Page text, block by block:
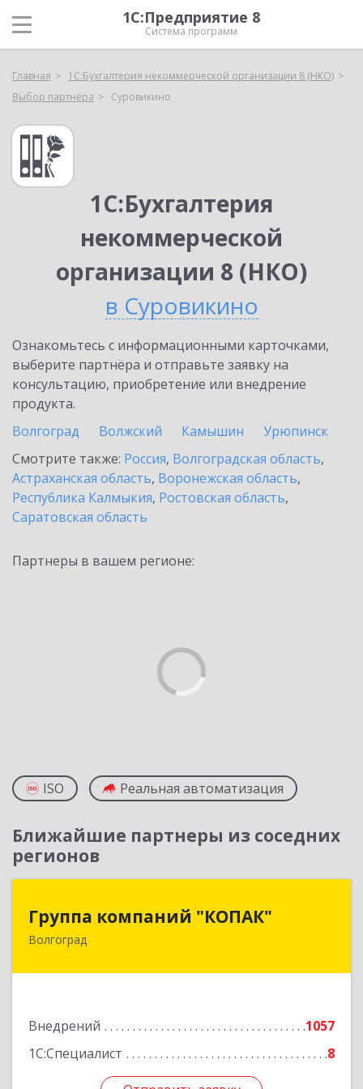
1С:Предприятие 8
Система программ
Главная
1С:Бухгалтерия некоммерческой организации 8 (НКО)
Выбор партнёра
Суровикино
1С:Бухгалтерия
некоммерческой
организации 8 (НКО)
в Суровикино
Ознакомьтесь с информационными карточками,
выберите партнёра и отправьте заявку на
консультацию, приобретение или внедрение
продукта.
Волгоград
Волжский Камышин
Урюпинск
Смотрите также: Россия, Волгоградская область,
Астраханская область, Воронежская область,
Республика Калмыкия, Ростовская область,
Саратовская область
Партнеры в вашем регионе:
ISO Реальная автоматизация
Ближайшие партнеры из соседних
регионов
Группа компаний "КОПАК"
Волгоград
Внедрений
1057
1С:Специалист
8
Группа компаний "КОПАК"
400081, Волгоградская обл, Волгоград г,